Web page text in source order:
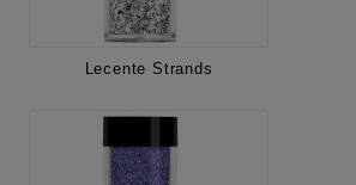
Lecente Strands